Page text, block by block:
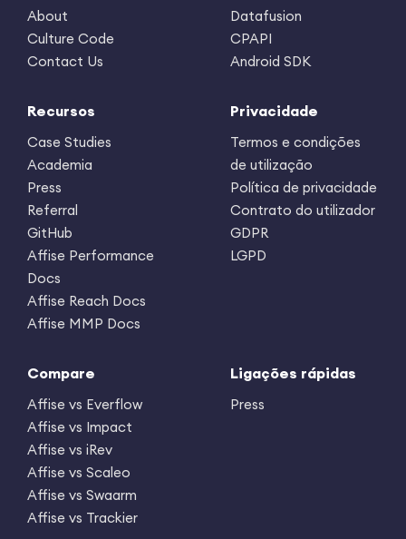
About
Culture Code
Contact Us
Datafusion
CPAPI
Android SDK
Recursos
Case Studies
Academia
Press
Referral
GitHub
Affise Performance
Docs
Affise Reach Docs
Affise MMP Docs
Privacidade
Termos e condições
de utilização
Política de privacidade
Contrato do utilizador
GDPR
LGPD
Compare
Affise vs Everflow
Affise vs Impact
Affise vs iRev
Affise vs Scaleo
Affise vs Swaarm
Affise vs Trackier
Ligações rápidas
Press